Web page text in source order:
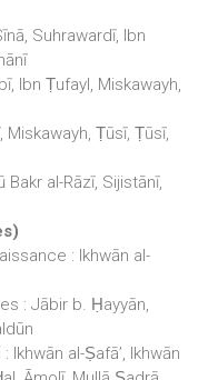
Suhrawardī, Ibn
Ibn Ṭufayl, Miskawayh,
Ṭūsī, Ṭūsī,
al-Rāzī, Sijistānī,
: Ikhwān al-
: Jābir b. Ḥayyān,
al-Ṣafā’, Ikhwān